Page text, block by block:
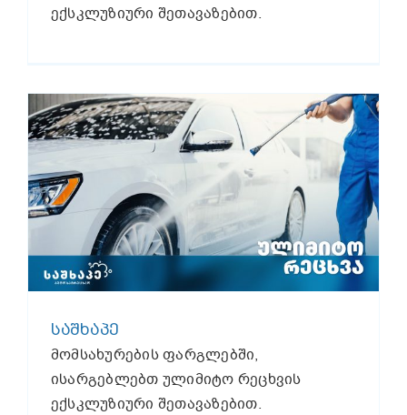
ექსკლუზიური შეთავაზებით.
ᲡᲐᲨᲮᲐᲞᲔ
მომსახურების ფარგლებში,
ისარგებლებთ ულიმიტო რეცხვის
ექსკლუზიური შეთავაზებით.